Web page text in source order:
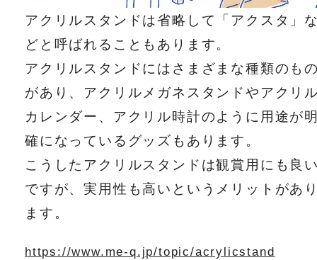
アクリルスタンドは省略して「アクスタ」
どと呼ばれることもあります。
アクリルスタンドにはさまざまな種類のも
があり、アクリルメガネスタンドやアクリ
カレンダー、アクリル時計のように用途が
確になっているグッズもあります。
こうしたアクリルスタンドは観賞用にも良
ですが、実用性も高いというメリットがあ
ます。
https://www.me-q.jp/topic/acrylicstand